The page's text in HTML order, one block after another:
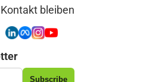
bleiben
Subscribe